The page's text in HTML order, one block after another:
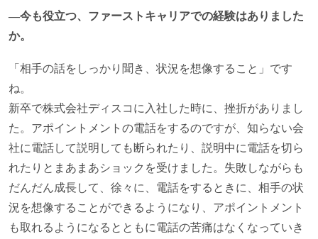
―今も役立つ、ファーストキャリアでの経験はありました
か。
「相手の話をしっかり聞き、状況を想像すること」です
ね。
新卒で株式会社ディスコに入社した時に、挫折がありまし
た。アポイントメントの電話をするのですが、知らない会
社に電話して説明しても断られたり、説明中に電話を切ら
れたりとまあまあショックを受けました。失敗しながらも
だんだん成長して、徐々に、電話をするときに、相手の状
況を想像することができるようになり、アポイントメント
も取れるようになるとともに電話の苦痛はなくなっていき